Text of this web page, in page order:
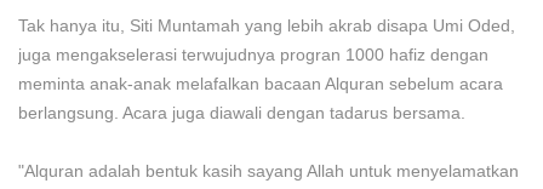
Tak hanya itu, Siti Muntamah yang lebih akrab disapa Umi Oded,
juga mengakselerasi terwujudnya progran 1000 hafiz dengan
meminta anak-anak melafalkan bacaan Alquran sebelum acara
berlangsung. Acara juga diawali dengan tadarus bersama.
"Alquran adalah bentuk kasih sayang Allah untuk menyelamatkan